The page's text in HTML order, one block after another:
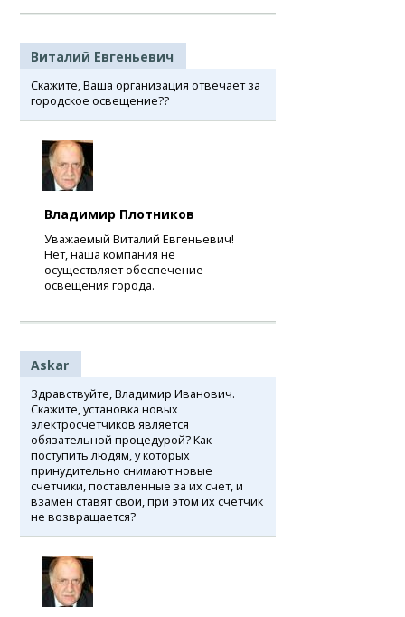
Виталий Евгеньевич
Скажите, Ваша организация отвечает за
городское освещение??
Владимир Плотников
Уважаемый Виталий Евгеньевич!
Нет, наша компания не
осуществляет обеспечение
освещения города.
Askar
Здравствуйте, Владимир Иванович.
Скажите, установка новых
электросчетчиков является
обязательной процедурой? Как
поступить людям, у которых
принудительно снимают новые
счетчики, поставленные за их счет, и
взамен ставят свои, при этом их счетчик
не возвращается?